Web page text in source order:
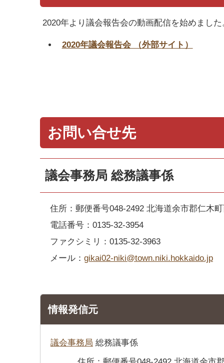
2020年より議会報告会の動画配信を始めまし
2020年議会報告会 （外部サイト）
お問い合せ先
議会事務局 総務議事係
住所：郵便番号048-2492 北海道余市郡仁木
電話番号：0135-32-3954
ファクシミリ：0135-32-3963
メール： gikai02-niki@town.niki.hokkaido.jp
情報発信元
議会事務局 総務議事係